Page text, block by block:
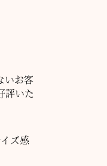
いお客
評いた
ズ感